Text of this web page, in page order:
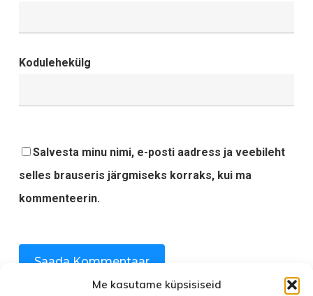
Me kasutame küpsisiseid
Kodulehekülg
Salvesta minu nimi, e-posti aadress ja veebileht
selles brauseris järgmiseks korraks, kui ma
kommenteerin.